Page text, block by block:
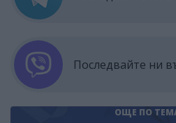
Последвайте ни
ОЩЕ ПО